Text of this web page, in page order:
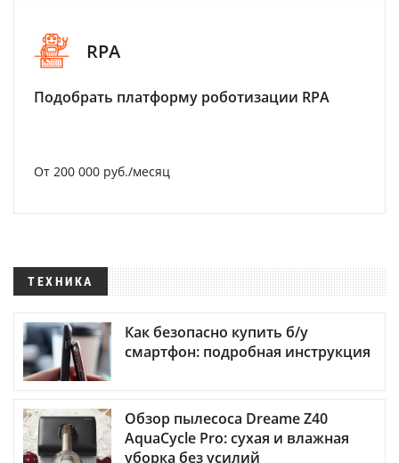
RPA
Подобрать платформу роботизации RPA
От 200 000 руб./месяц
ТЕХНИКА
Как безопасно купить б/у
смартфон: подробная инструкция
Обзор пылесоса Dreame Z40
AquaCycle Pro: сухая и влажная
уборка без усилий